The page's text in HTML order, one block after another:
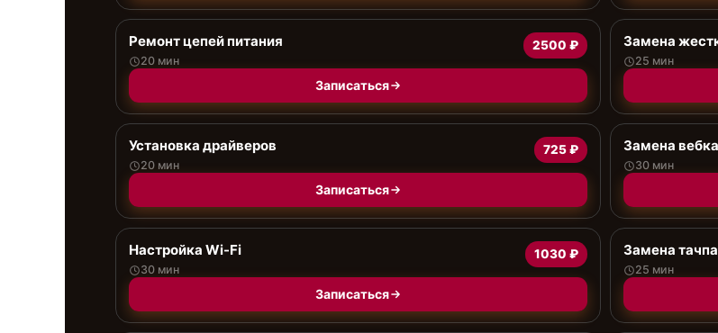
Ремонт цепей питания
20 мин
2500 ₽
Записаться
Замена
25 мин
Установка драйверов
20 мин
725 ₽
Записаться
Замена
30 мин
Настройка Wi-Fi
30 мин
1030 ₽
Записаться
Замена
25 мин